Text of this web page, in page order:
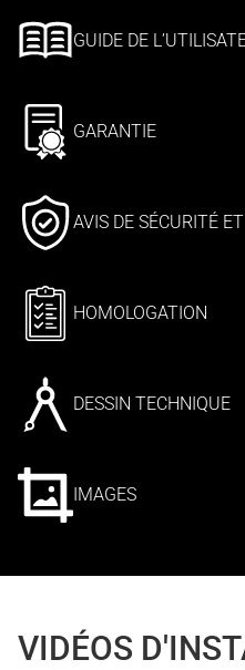
GUIDE DE
GARANTIE
AVIS DE SÉCURITÉ
HOMOLOGATION
DESSIN TECHNIQUE
IMAGES
VIDÉOS